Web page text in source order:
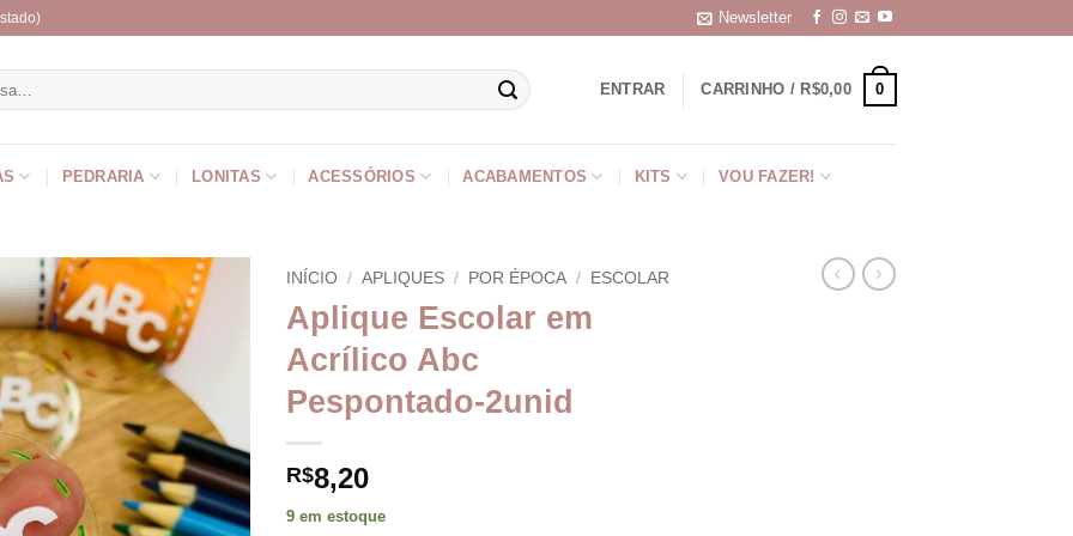
Newsletter
ENTRAR CARRINHO / R$0,00 0
PEDRARIA LONITAS ACESSÓRIOS ACABAMENTOS KITS VOU FAZER!
INÍCIO / APLIQUES / POR ÉPOCA / ESCOLAR
Aplique Escolar em
Acrílico Abc
Pespontado-2unid
R$8,20
9 em estoque